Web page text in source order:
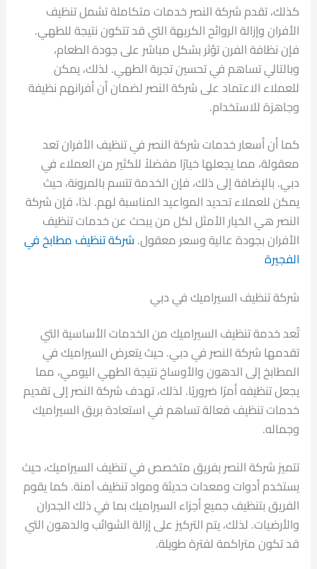
كذلك، تقدم شركة النصر خدمات متكاملة تشمل تنظيف
الأفران وإزالة الروائح الكريهة التي قد تتكون نتيجة للطهي.
فإن نظافة الفرن تؤثر بشكل مباشر على جودة الطعام،
وبالتالي تساهم في تحسين تجربة الطهي. لذلك، يمكن
للعملاء الاعتماد على شركة النصر لضمان أن أفرانهم نظيفة
وجاهزة للاستخدام.
كما أن أسعار خدمات شركة النصر في تنظيف الأفران تعد
معقولة، مما يجعلها خيارًا مفضلاً للكثير من العملاء في
دبي. بالإضافة إلى ذلك، فإن الخدمة تتسم بالمرونة، حيث
يمكن للعملاء تحديد المواعيد المناسبة لهم. لذا، فإن شركة
النصر هي الخيار الأمثل لكل من يبحث عن خدمات تنظيف
الأفران بجودة عالية وسعر معقول. شركة تنظيف مطابخ في
الفجيرة
شركة تنظيف السيراميك في دبي
تُعد خدمة تنظيف السيراميك من الخدمات الأساسية التي
تقدمها شركة النصر في دبي. حيث يتعرض السيراميك في
المطابخ إلى الدهون والأوساخ نتيجة الطهي اليومي، مما
يجعل تنظيفه أمرًا ضروريًا. لذلك، تهدف شركة النصر إلى تقديم
خدمات تنظيف فعالة تساهم في استعادة بريق السيراميك
وجماله.
تتميز شركة النصر بفريق متخصص في تنظيف السيراميك، حيث
يستخدم أدوات ومعدات حديثة ومواد تنظيف آمنة. كما يقوم
الفريق بتنظيف جميع أجزاء السيراميك بما في ذلك الجدران
والأرضيات. لذلك، يتم التركيز على إزالة الشوائب والدهون التي
قد تكون متراكمة لفترة طويلة.